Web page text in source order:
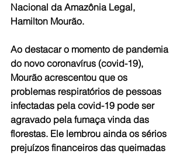
Nacional da Amazônia Legal,
Hamilton Mourão.
Ao destacar o momento de pandemia
do novo coronavírus (covid-19),
Mourão acrescentou que os
problemas respiratórios de pessoas
infectadas pela covid-19 pode ser
agravado pela fumaça vinda das
florestas. Ele lembrou ainda os sérios
prejuízos financeiros das queimadas